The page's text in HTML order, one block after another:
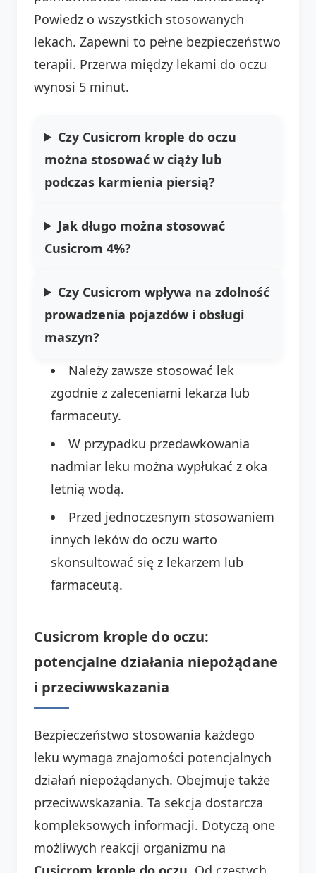
Powiedz o wszystkich stosowanych
lekach. Zapewni to pełne bezpieczeństwo
terapii. Przerwa między lekami do oczu
wynosi 5 minut.
Czy Cusicrom krople do oczu
można stosować w ciąży lub
podczas karmienia piersią?
Jak długo można stosować
Cusicrom 4%?
Czy Cusicrom wpływa na zdolność
prowadzenia pojazdów i obsługi
maszyn?
Należy zawsze stosować lek
zgodnie z zaleceniami lekarza lub
farmaceuty.
W przypadku przedawkowania
nadmiar leku można wypłukać z oka
letnią wodą.
Przed jednoczesnym stosowaniem
innych leków do oczu warto
skonsultować się z lekarzem lub
farmaceutą.
Cusicrom krople do oczu:
potencjalne działania niepożądane
i przeciwwskazania
Bezpieczeństwo stosowania każdego
leku wymaga znajomości potencjalnych
działań niepożądanych. Obejmuje także
przeciwwskazania. Ta sekcja dostarcza
kompleksowych informacji. Dotyczą one
możliwych reakcji organizmu na